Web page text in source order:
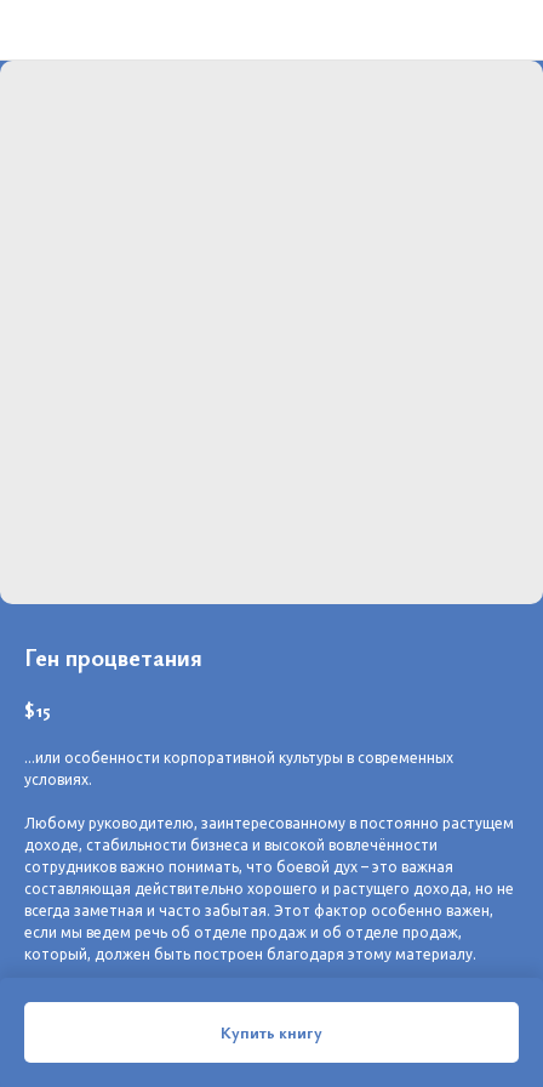
Ген процветания
$15
Купить книгу
...или особенности корпоративной культуры в современных
условиях.
Любому руководителю, заинтересованному в постоянно растущем
доходе, стабильности бизнеса и высокой вовлечённости
сотрудников важно понимать, что боевой дух – это важная
составляющая действительно хорошего и растущего дохода, но не
всегда заметная и часто забытая. Этот фактор особенно важен,
если мы ведем речь об отделе продаж и об отделе продаж,
который, должен быть построен благодаря этому материалу.
Формат: цифровой (PDF)